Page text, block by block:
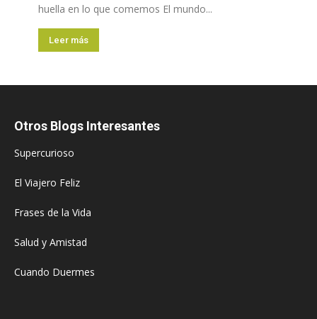
huella en lo que comemos El mundo...
Leer más
Otros Blogs Interesantes
Supercurioso
El Viajero Feliz
Frases de la Vida
Salud y Amistad
Cuando Duermes